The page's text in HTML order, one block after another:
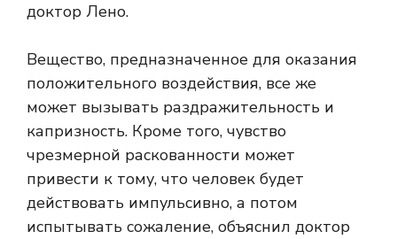
доктор Лено.
Вещество, предназначенное для оказания
положительного воздействия, все же
может вызывать раздражительность и
капризность. Кроме того, чувство
чрезмерной раскованности может
привести к тому, что человек будет
действовать импульсивно, а потом
испытывать сожаление, объяснил доктор